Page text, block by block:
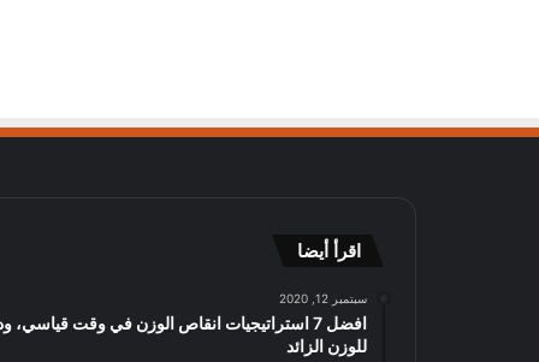
اقرأ أيضا
سبتمبر 12, 2020
افضل 7 استراتيجيات انقاص الوزن في وقت قياسي،
للوزن الزائد